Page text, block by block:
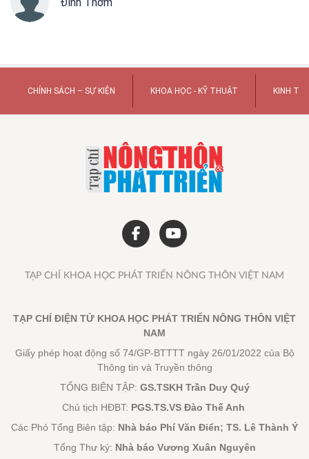
CHÍNH SÁCH – SỰ KIỆN KHOA HỌC - KỸ THUẬT KINH TẾ
TẠP CHÍ KHOA HỌC PHÁT TRIỂN NÔNG THÔN VIỆT NAM
TẠP CHÍ ĐIỆN TỬ KHOA HỌC PHÁT TRIỂN NÔNG THÔN VIỆT
NAM
Giấy phép hoạt động số 74/GP-BTTTT ngày 26/01/2022 của Bộ
Thông tin và Truyền thông
TỔNG BIÊN TẬP: GS.TSKH Trần Duy Quý
Chủ tịch HĐBT: PGS.TS.VS Đào Thế Anh
Các Phó Tổng Biên tập: Nhà báo Phí Văn Điển; TS. Lê Thành Ý
Tổng Thư ký: Nhà báo Vương Xuân Nguyên